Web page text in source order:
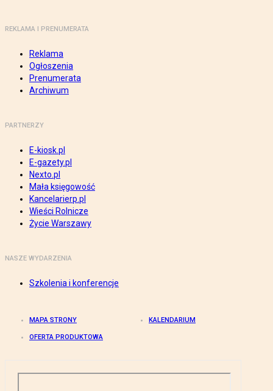
REKLAMA I PRENUMERATA
Reklama
Ogłoszenia
Prenumerata
Archiwum
PARTNERZY
E-kiosk.pl
E-gazety.pl
Nexto.pl
Mała księgowość
Kancelarierp.pl
Wieści Rolnicze
Życie Warszawy
NASZE WYDARZENIA
Szkolenia i konferencje
MAPA STRONY KALENDARIUM
OFERTA PRODUKTOWA